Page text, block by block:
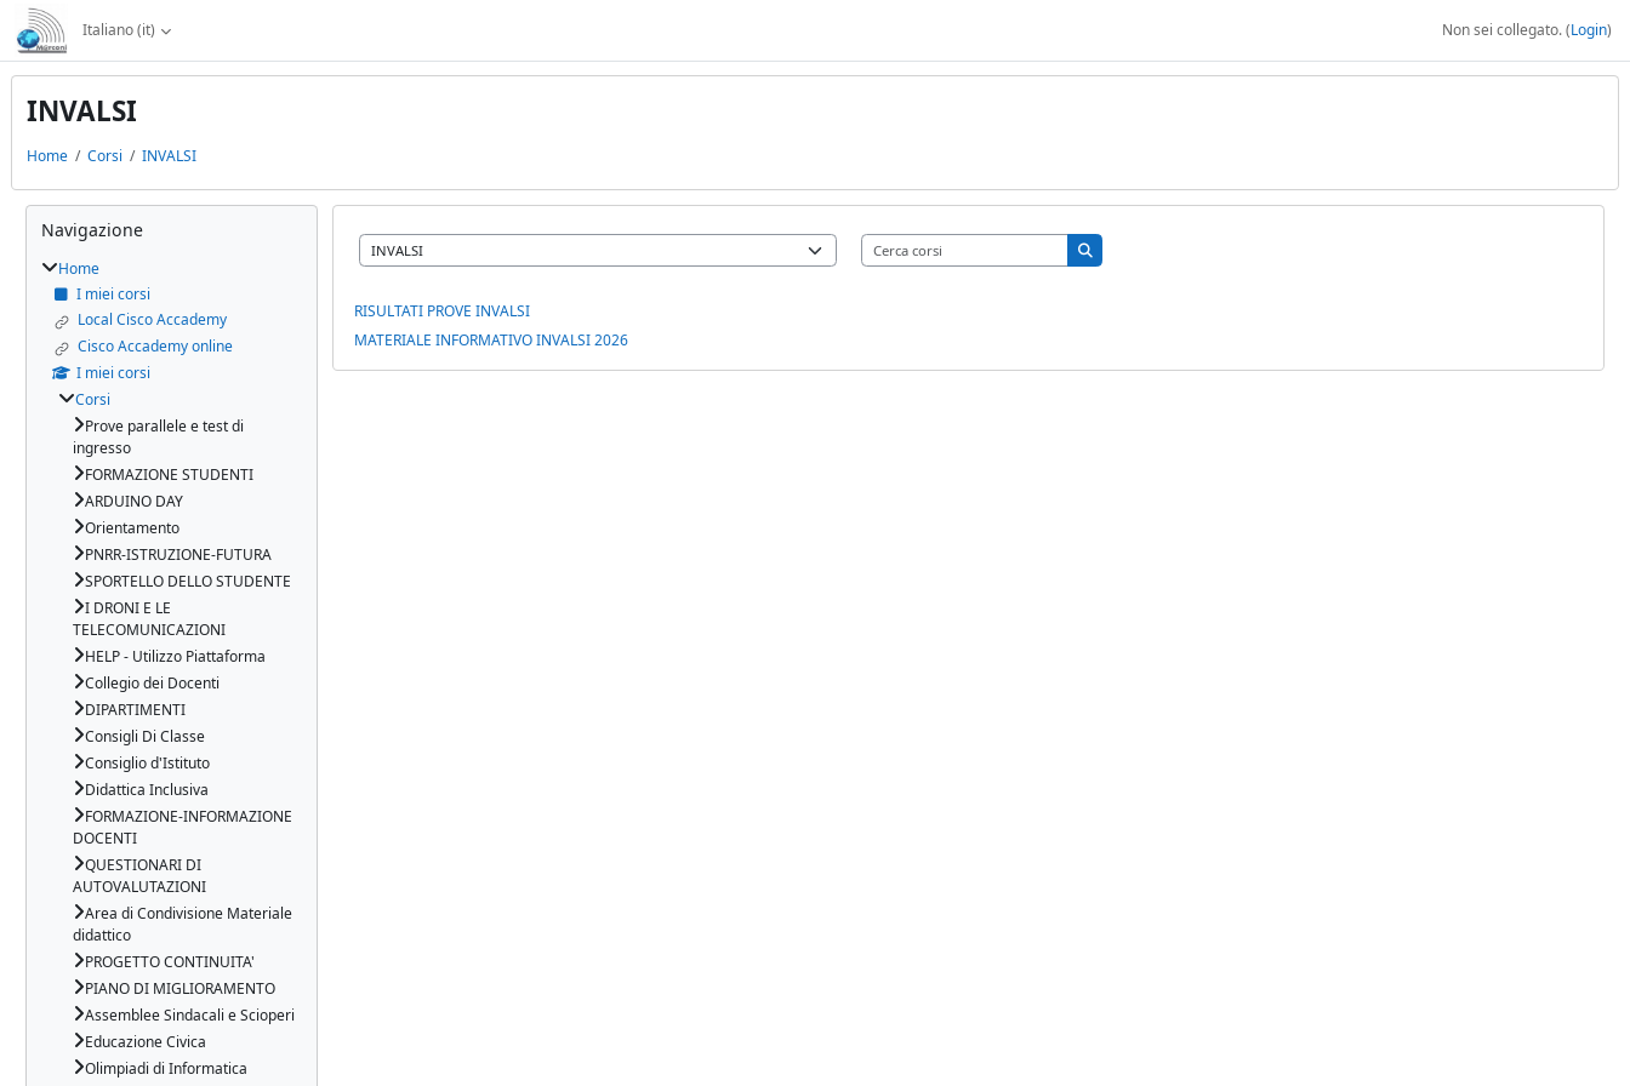
Vai al contenuto principale
Italiano ‎(it)‎
Non sei collegato. (Login)
INVALSI
Home Corsi INVALSI
Categorie di corso
Cerca corsi
Cerca corsi
RISULTATI PROVE INVALSI
MATERIALE INFORMATIVO INVALSI 2026
Blocchi
Salta Navigazione
Navigazione
Home
I miei corsi
Local Cisco Accademy
Cisco Accademy online
I miei corsi
Corsi
Prove parallele e test di
ingresso
FORMAZIONE STUDENTI
ARDUINO DAY
Orientamento
PNRR-ISTRUZIONE-FUTURA
SPORTELLO DELLO STUDENTE
I DRONI E LE
TELECOMUNICAZIONI
HELP - Utilizzo Piattaforma
Collegio dei Docenti
DIPARTIMENTI
Consigli Di Classe
Consiglio d'Istituto
Didattica Inclusiva
FORMAZIONE-INFORMAZIONE
DOCENTI
QUESTIONARI DI
AUTOVALUTAZIONI
Area di Condivisione Materiale
didattico
PROGETTO CONTINUITA'
PIANO DI MIGLIORAMENTO
Assemblee Sindacali e Scioperi
Educazione Civica
Olimpiadi di Informatica